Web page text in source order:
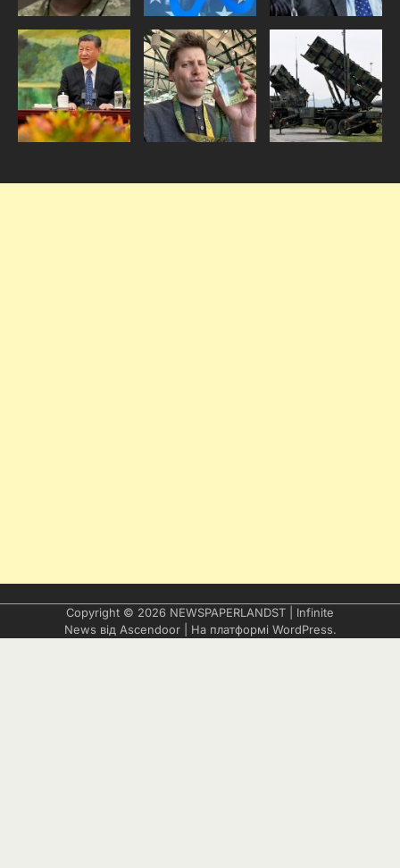
Copyright © 2026 NEWSPAPERLANDST | Infinite
News від Ascendoor| На платформі WordPress.